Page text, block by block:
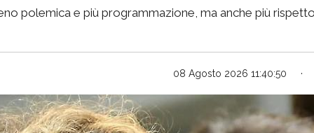
polemica e più programmazione, ma anche più
08 Agosto 2026 11:40:50